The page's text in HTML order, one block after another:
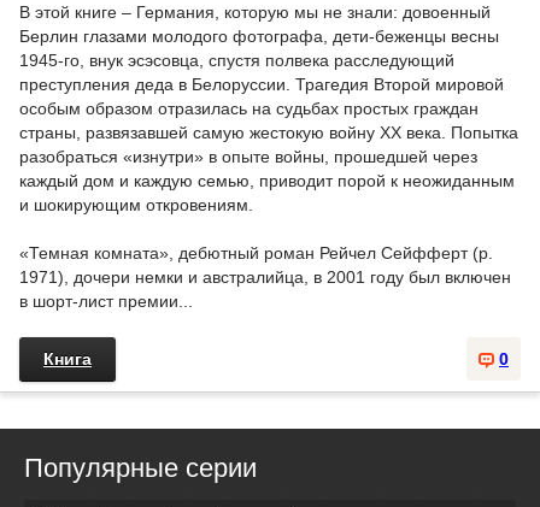
В этой книге – Германия, которую мы не знали: довоенный
Берлин глазами молодого фотографа, дети-беженцы весны
1945-го, внук эсэсовца, спустя полвека расследующий
преступления деда в Белоруссии. Трагедия Второй мировой
особым образом отразилась на судьбах простых граждан
страны, развязавшей самую жестокую войну XX века. Попытка
разобраться «изнутри» в опыте войны, прошедшей через
каждый дом и каждую семью, приводит порой к неожиданным
и шокирующим откровениям.
«Темная комната», дебютный роман Рейчел Сейфферт (р.
1971), дочери немки и австралийца, в 2001 году был включен
в шорт-лист премии...
0
Книга
Популярные серии